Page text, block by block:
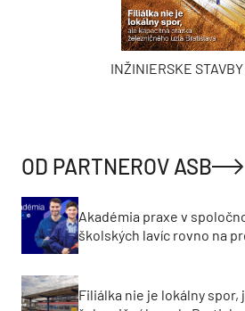
INŽINIERSKE
OD PARTNEROV ASB
Akadémia praxe v
školských lavíc rovno na
Filiálka nie je lokálny spor,